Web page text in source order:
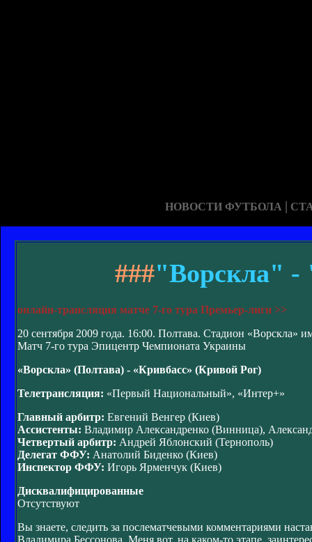
НОВОСТИ ФУТБОЛА |
###"Ворскла" -
онлайн-трансляция матче 7-го тура Премьер-лиги >>
20 сентября 2009 года. 16:00. Полтава. Стадион «Ворскла»
Матч 7-го тура Эпицентр Чемпионата Украины
«Ворскла» (Полтава) - «Кривбасс» (Кривой Рог)
Телетрансляция: «Первый Национальный», «Интер+»
Главный арбитр: Евгений Венгер (Киев)
Ассистенты: Владимир Александренко (Винница),
Четвертый арбитр: Андрей Яблонский (Тернополь)
Делегат ФФУ: Анатолий Биденко (Киев)
Инспектор ФФУ: Игорь Ярменчук (Киев)
Дисквалифицированные
Отсутствуют
Вы знаете, следить за послематчевыми комментариями
Владимира Бессонова. Меня вот, на каком-то этапе,